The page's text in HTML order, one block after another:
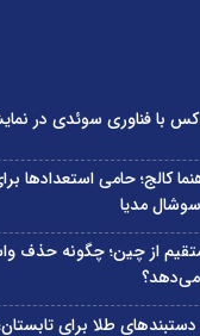
با فناوری سوئدی در
کالج؛ حامی استعدادها
مدیا
از چین؛ چگونه حذف
می‌دهد؟
طلا برای